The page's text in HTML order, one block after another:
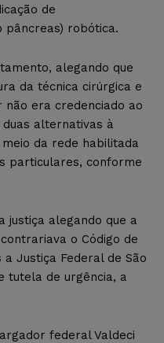
de
pâncreas) robótica.
alegando que
da técnica cirúrgica e
era credenciado ao
duas alternativas à
da rede habilitada
particulares, conforme
justiça alegando que a
o Código de
Justiça Federal de São
tutela de urgência, a
federal Valdeci